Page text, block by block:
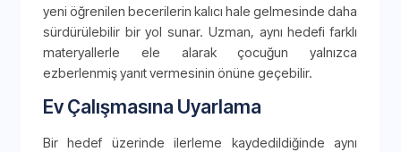
yeni öğrenilen becerilerin kalıcı hale gelmesinde daha
sürdürülebilir bir yol sunar. Uzman, aynı hedefi farklı
materyallerle ele alarak çocuğun yalnızca
ezberlenmiş yanıt vermesinin önüne geçebilir.
Ev Çalışmasına Uyarlama
Bir hedef üzerinde ilerleme kaydedildiğinde aynı